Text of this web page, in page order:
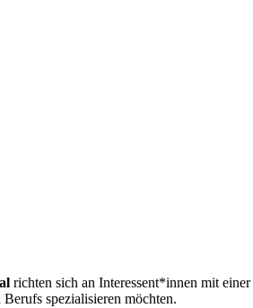
richten sich an Interessent*innen mit
spezialisieren möchten.